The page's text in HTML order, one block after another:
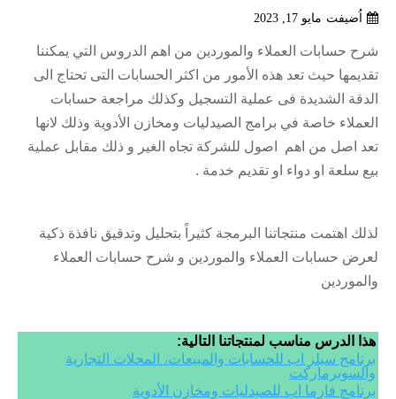
اُضيفت مايو 17, 2023
شرح حسابات العملاء والموردين من اهم الدروس التي يمكننا
تقديمها حيث تعد هذه الأمور من اكثر الحسابات التى تحتاج الى
الدقة الشديدة فى عملية التسجيل وكذلك مراجعة حسابات
العملاء خاصة في برامج الصيدليات ومخازن الأدوية وذلك لانها
تعد اصل من اهم اصول للشركة تجاه الغير و ذلك مقابل عملية
بيع سلعة او دواء او تقديم خدمة .
لذلك اهتمت منتجاتنا البرمجة كثيراً بتحليل وتدقيق نافذة ذكية
لعرض حسابات العملاء والموردين و شرح حسابات العملاء
والموردين
هذا الدرس مناسب لمنتجاتنا التالية:
برنامج سيلز اب للحسابات والمبيعات، المحلات التجارية
والسوبرماركت
برنامج فارما اب للصيدليات ومخازن الأدوية